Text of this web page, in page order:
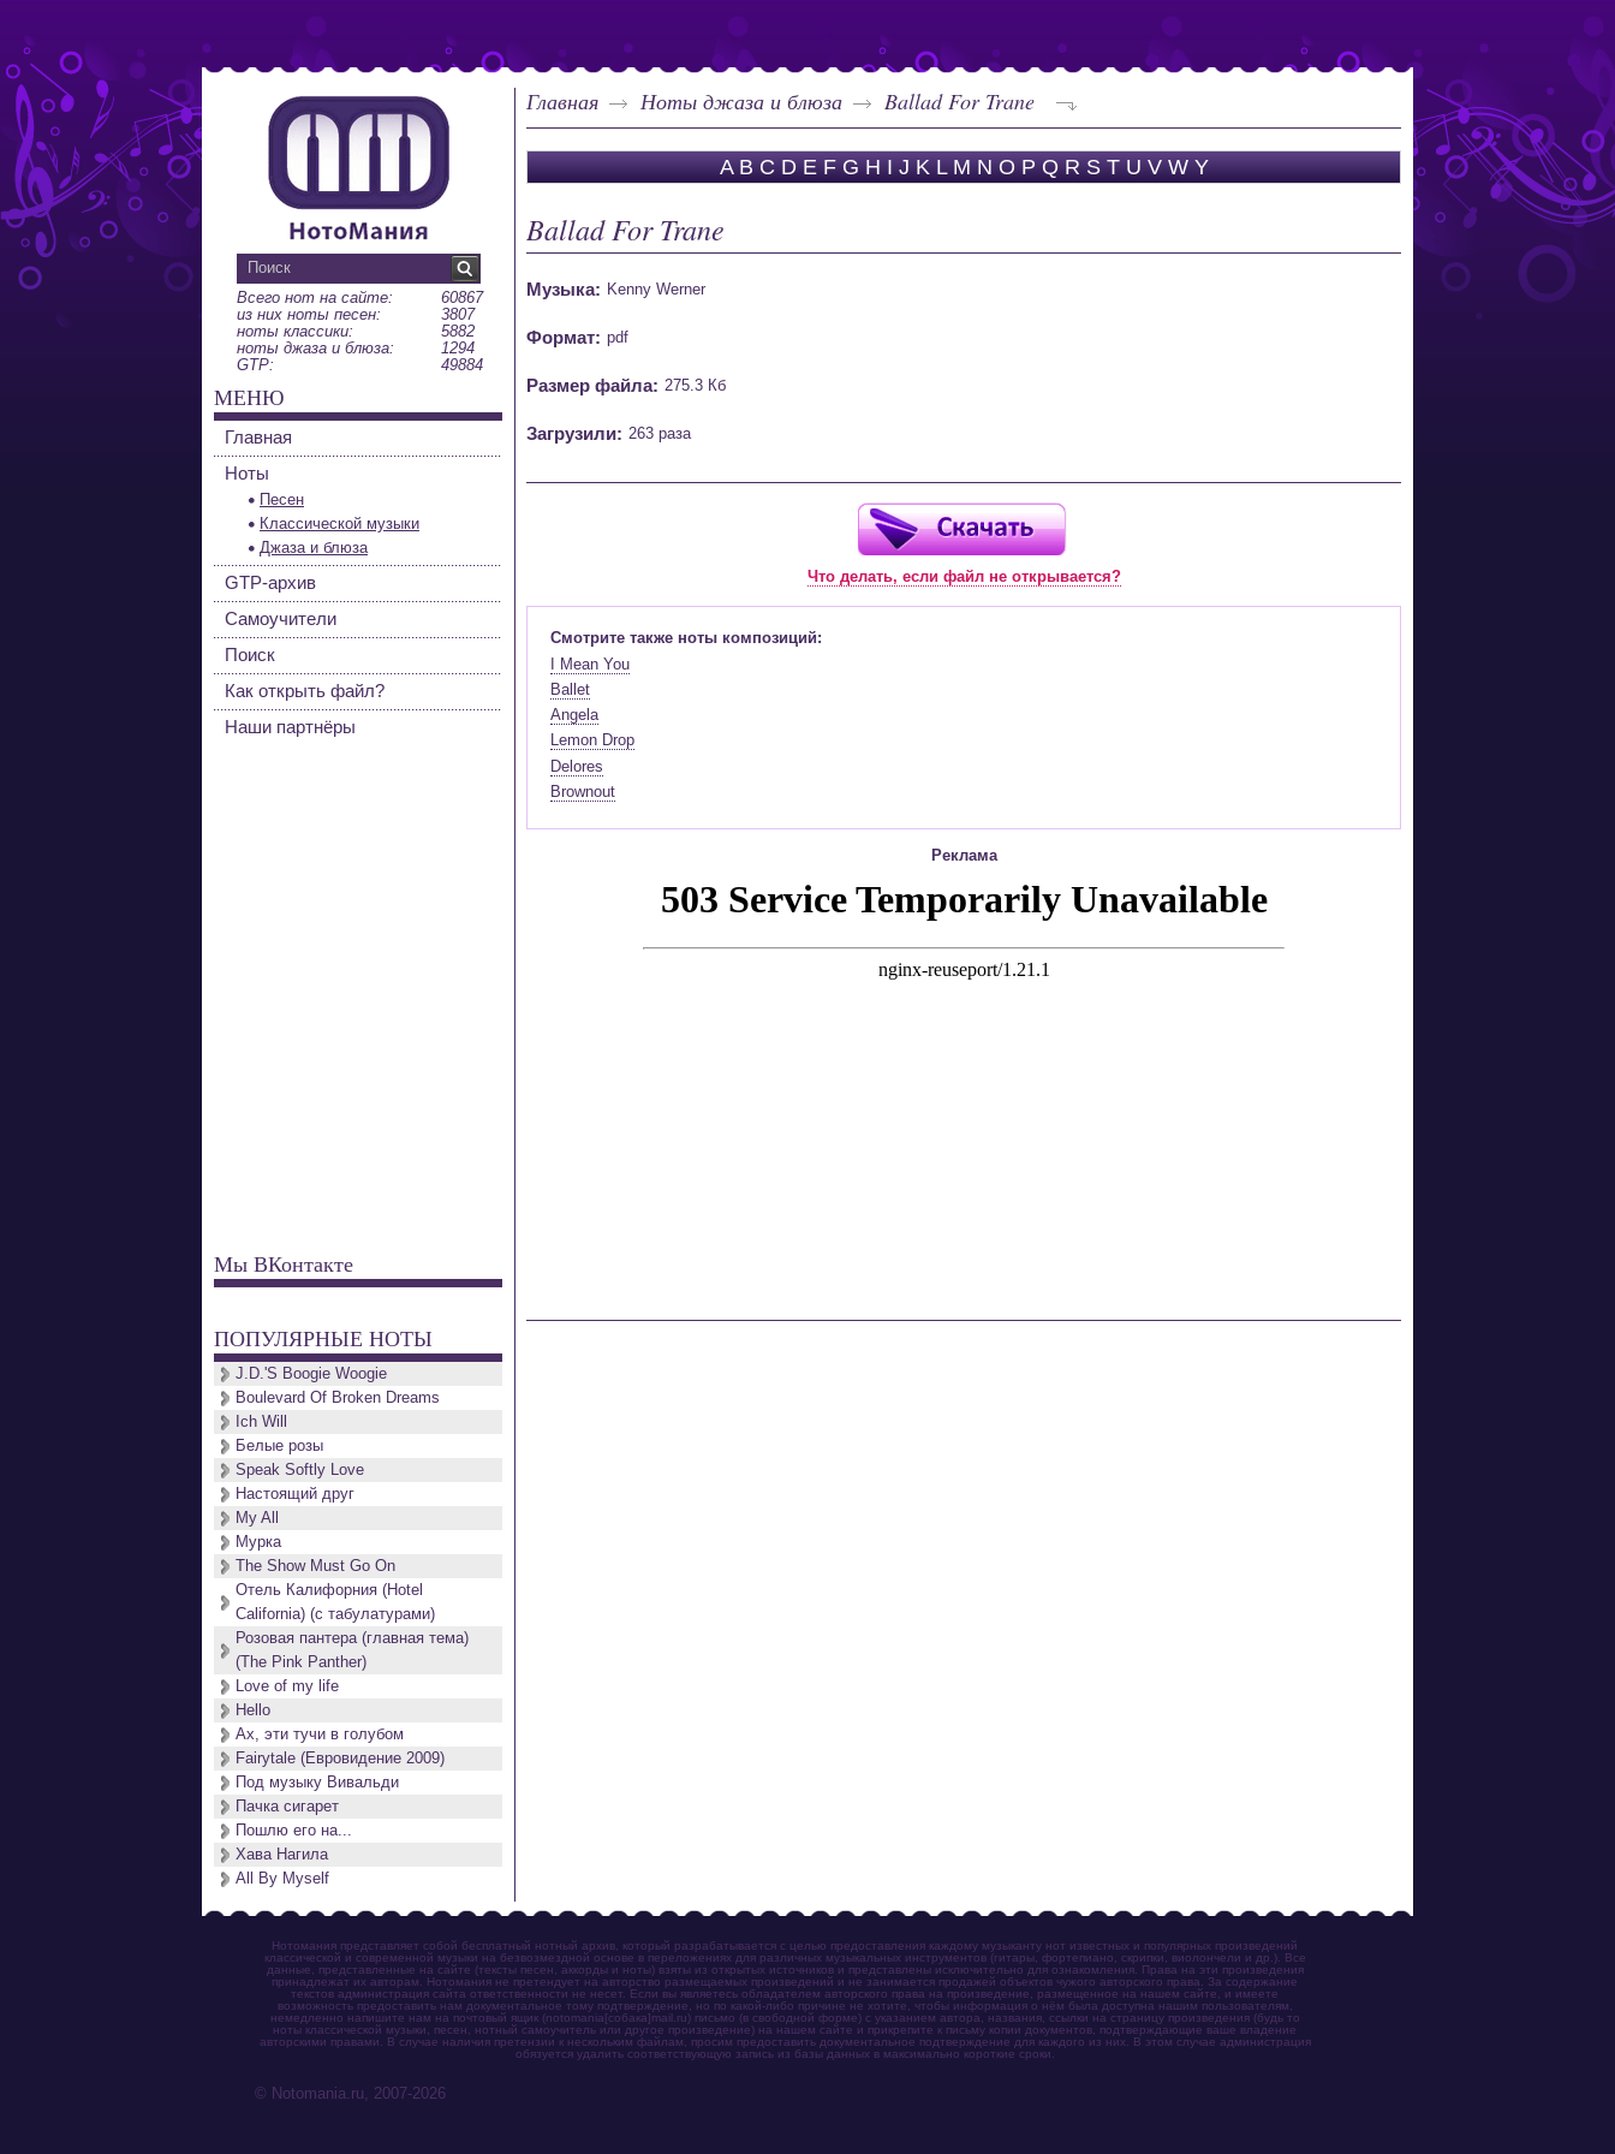
Главная Ноты джаза и блюза Ballad For Trane
A B C D E F G H I J K L M N O P Q R S T U V W Y
Ballad For Trane
Музыка: Kenny Werner
Формат: pdf
Размер файла: 275.3 Кб
Загрузили: 263 раза
Что делать, если файл не открывается?
Смотрите также ноты композиций:
I Mean You
Ballet
Angela
Lemon Drop
Delores
Brownout
Реклама
Всего нот на сайте:
60867
из них ноты песен:
3807
ноты классики:
5882
ноты джаза и блюза:
1294
GTP:
49884
МЕНЮ
Главная
Ноты
Песен
Классической музыки
Джаза и блюза
GTP-архив
Самоучители
Поиск
Как открыть файл?
Наши партнёры
Мы ВКонтакте
ПОПУЛЯРНЫЕ НОТЫ
J.D.'S Boogie Woogie
Boulevard Of Broken Dreams
Ich Will
Белые розы
Speak Softly Love
Настоящий друг
My All
Мурка
The Show Must Go On
Отель Калифорния (Hotel
California) (с табулатурами)
Розовая пантера (главная тема)
(The Pink Panther)
Love of my life
Hello
Ах, эти тучи в голубом
Fairytale (Евровидение 2009)
Под музыку Вивальди
Пачка сигарет
Пошлю его на...
Хава Нагила
All By Myself
Нотомания представляет собой бесплатный нотный архив, который разрабатывается с целью предоставления каждому музыканту нот известных и популярных произведений
классической и современной музыки на безвозмездной основе в переложениях для различных музыкальных инструментов (гитары, фортепиано, скрипки, виолончели и др.). Все
данные, представленные на сайте (тексты песен, аккорды и ноты) взяты из открытых источников и представлены исключительно для ознакомления. Права на эти произведения
принадлежат их авторам. Нотомания не претендует на авторство размещаемых произведений и не занимается продажей объектов чужого авторского права. За содержание
текстов администрация сайта ответственности не несет. Если вы являетесь обладателем авторского права на произведение, размещенное на нашем сайте, и имеете
возможность предоставить нам документальное тому подтверждение, но по какой-либо причине не хотите, чтобы информация о нём была доступна нашим пользователям,
немедленно напишите нам на почтовый ящик (notomania[собака]mail.ru) письмо (в свободной форме) с указанием автора, названия, ссылки на страницу произведения (будь то
ноты классической музыки, песен, нотный самоучитель или другое произведение) на нашем сайте и прикрепите к письму копии документов, подтверждающие ваше владение
авторскими правами. В случае наличия претензии к нескольким файлам, просим предоставить документальное подтверждение для каждого из них. В этом случае администрация
обязуется удалить соответствующую запись из базы данных в максимально короткие сроки.
© Notomania.ru, 2007-2026